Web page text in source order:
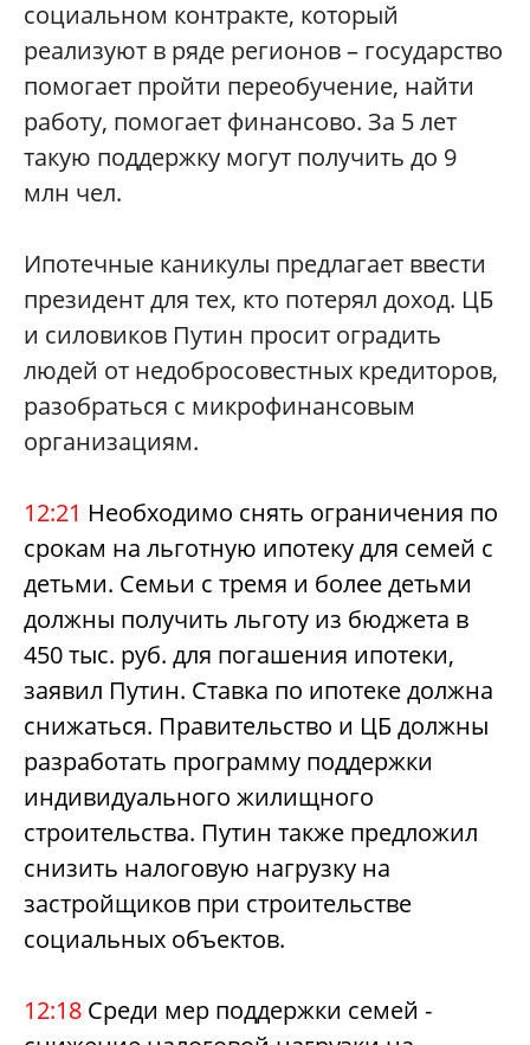
социальном контракте, который
реализуют в ряде регионов – государство
помогает пройти переобучение, найти
работу, помогает финансово. За 5 лет
такую поддержку могут получить до 9
млн чел.
Ипотечные каникулы предлагает ввести
президент для тех, кто потерял доход. ЦБ
и силовиков Путин просит оградить
людей от недобросовестных кредиторов,
разобраться с микрофинансовым
организациям.
12:21 Необходимо снять ограничения по
срокам на льготную ипотеку для семей с
детьми. Семьи с тремя и более детьми
должны получить льготу из бюджета в
450 тыс. руб. для погашения ипотеки,
заявил Путин. Ставка по ипотеке должна
снижаться. Правительство и ЦБ должны
разработать программу поддержки
индивидуального жилищного
строительства. Путин также предложил
снизить налоговую нагрузку на
застройщиков при строительстве
социальных объектов.
12:18 Среди мер поддержки семей -